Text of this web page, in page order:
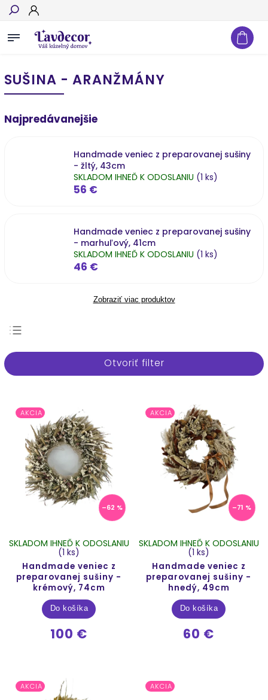
Hľadať
SUŠINA - ARANŽMÁNY
Najpredávanejšie
Handmade veniec z preparovanej sušiny
- žltý, 43cm
SKLADOM IHNEĎ K ODOSLANIU (1 ks)
56 €
Handmade veniec z preparovanej sušiny
- marhuľový, 41cm
SKLADOM IHNEĎ K ODOSLANIU (1 ks)
46 €
Zobraziť viac produktov
Najpredávanejšie
Abecedne
Otvoriť filter
AKCIA
–62 %
Handmade veniec z
preparovanej sušiny -
krémový, 74cm
SKLADOM IHNEĎ K ODOSLANIU
(1 ks)
100 €
Do košíka
AKCIA
–71 %
Handmade veniec z
preparovanej sušiny -
hnedý, 49cm
SKLADOM IHNEĎ K ODOSLANIU
(1 ks)
60 €
Do košíka
AKCIA AKCIA